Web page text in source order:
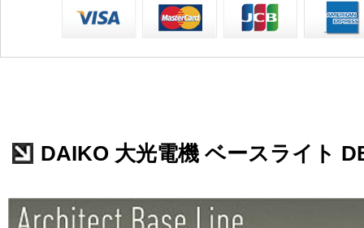
DAIKO 大光電機 ベースライト